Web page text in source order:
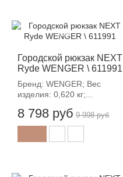
Городской рюкзак NEXT
Ryde WENGER \ 611991
Бренд: WENGER; Вес
изделия: 0,620 кг;...
8 798 руб
-12%
9 998 руб